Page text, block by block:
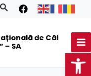
Search
de Căi
– SA